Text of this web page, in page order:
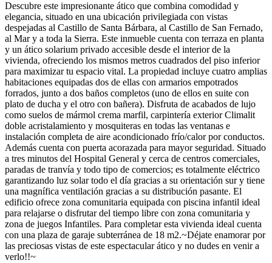
Descubre este impresionante ático que combina comodidad y
elegancia, situado en una ubicación privilegiada con vistas
despejadas al Castillo de Santa Bárbara, al Castillo de San Fernado,
al Mar y a toda la Sierra. Este inmueble cuenta con terraza en planta
y un ático solarium privado accesible desde el interior de la
vivienda, ofreciendo los mismos metros cuadrados del piso inferior
para maximizar tu espacio vital. La propiedad incluye cuatro amplias
habitaciones equipadas dos de ellas con armarios empotrados
forrados, junto a dos baños completos (uno de ellos en suite con
plato de ducha y el otro con bañera). Disfruta de acabados de lujo
como suelos de mármol crema marfil, carpintería exterior Climalit
doble acristalamiento y mosquiteras en todas las ventanas e
instalación completa de aire acondicionado frío/calor por conductos.
Además cuenta con puerta acorazada para mayor seguridad. Situado
a tres minutos del Hospital General y cerca de centros comerciales,
paradas de tranvía y todo tipo de comercios; es totalmente eléctrico
garantizando luz solar todo el día gracias a su orientación sur y tiene
una magnífica ventilación gracias a su distribución pasante. El
edificio ofrece zona comunitaria equipada con piscina infantil ideal
para relajarse o disfrutar del tiempo libre con zona comunitaria y
zona de juegos Infantiles. Para completar esta vivienda ideal cuenta
con una plaza de garaje subterránea de 18 m2.~Déjate enamorar por
las preciosas vistas de este espectacular ático y no dudes en venir a
verlo!!~